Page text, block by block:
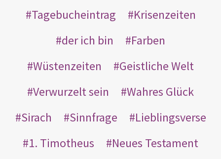
Tagebucheintrag
Krisenzeiten
der ich bin
Farben
Wüstenzeiten
Geistliche Welt
Verwurzelt sein
Wahres Glück
Sirach
Sinnfrage
Lieblingsverse
1. Timotheus
Neues Testament